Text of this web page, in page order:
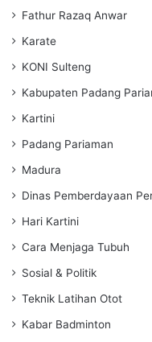
Fathur Razaq Anwar
Karate
KONI Sulteng
Kabupaten Padang
Kartini
Padang Pariaman
Madura
Dinas Pemberdayaan
Hari Kartini
Cara Menjaga Tubuh
Sosial & Politik
Teknik Latihan Otot
Kabar Badminton